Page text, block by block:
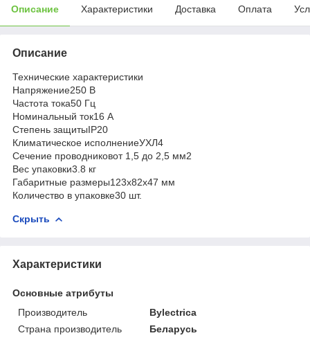
Описание Характеристики Доставка Оплата
Описание
Технические характеристики
Напряжение250 В
Частота тока50 Гц
Номинальный ток16 А
Степень защитыIP20
Климатическое исполнениеУХЛ4
Сечение проводниковот 1,5 до 2,5 мм2
Вес упаковки3.8 кг
Габаритные размеры123х82х47 мм
Количество в упаковке30 шт.
Скрыть
Характеристики
Основные атрибуты
Производитель
Bylectrica
Страна производитель
Беларусь